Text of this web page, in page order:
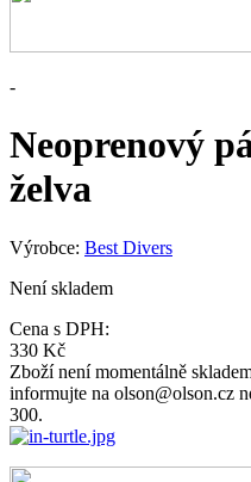
-
Neoprenový
želva
Výrobce: Best Divers
Není skladem
Cena s DPH:
330 Kč
Zboží není momentálně
informujte na olson@olson.cz
300.